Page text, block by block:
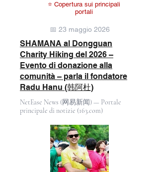
⭐ Copertura sui principali
portali
📅 23 maggio 2026
SHAMANA al Dongguan
Charity Hiking del 2026 –
Evento di donazione alla
comunità – parla il fondatore
Radu Hanu (韩阿杜)
NetEase News (网易新闻) — Portale
principale di notizie (163.com)